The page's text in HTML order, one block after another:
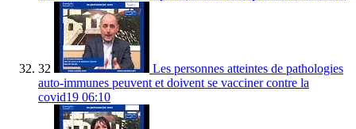
32
Les personnes atteintes de pathologies
auto-immunes peuvent et doivent se vacciner contre la
covid19 06:10